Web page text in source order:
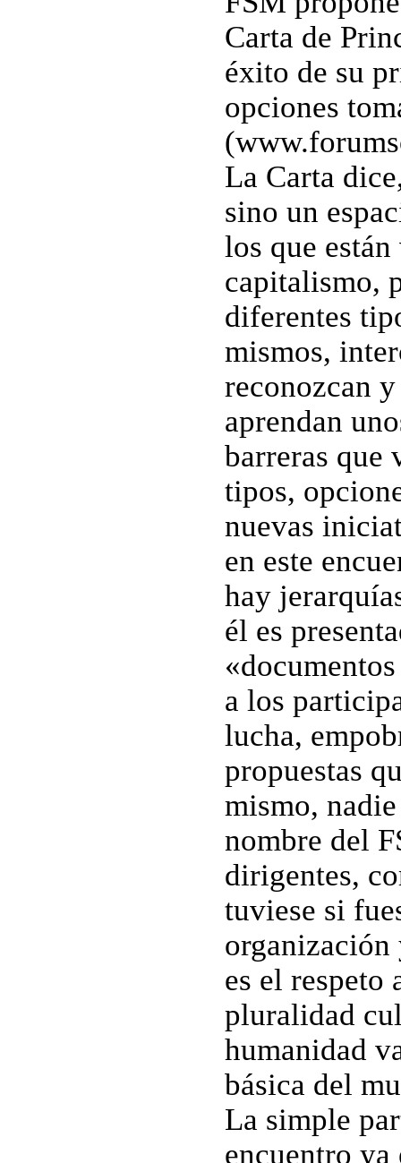
Carta de
éxito de su
opciones
La Carta
sino un
los que
capitalismo,
diferentes
mismos,
reconozcan
aprendan
barreras que
tipos,
nuevas
en este
hay
él es
a los
lucha,
propuestas
mismo,
nombre del
dirigentes,
tuviese si
es el respeto
pluralidad
humanidad
básica del
La simple
encuentro